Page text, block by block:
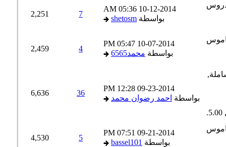
10-12-2014
05:36 AM
بواسطةshetosm
2,251
10-07-2014
05:47 PM
بواسطةمحمد6565
2,459
09-23-2014
12:28 PM
بواسطةاحمد رضوان محمد
36
6,636
09-21-2014
07:51 PM
بواسطةbassel101
4,530